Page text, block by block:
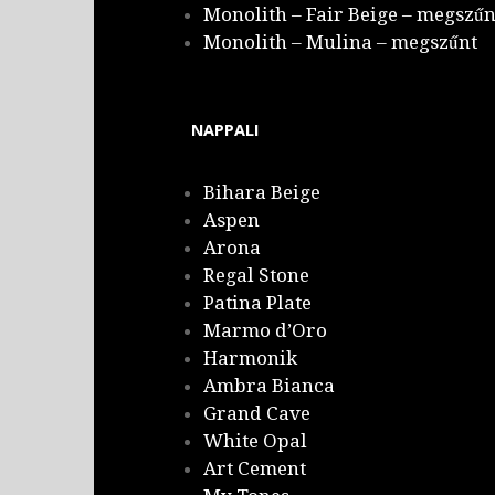
Monolith – Fair Beige –
Monolith – Mulina – megszűnt
NAPPALI
Bihara Beige
Aspen
Arona
Regal Stone
Patina Plate
Marmo d’Oro
Harmonik
Ambra Bianca
Grand Cave
White Opal
Art Cement